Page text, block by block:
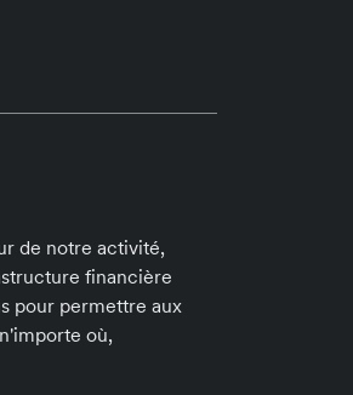
de notre activité,
financière
pour permettre aux
où,